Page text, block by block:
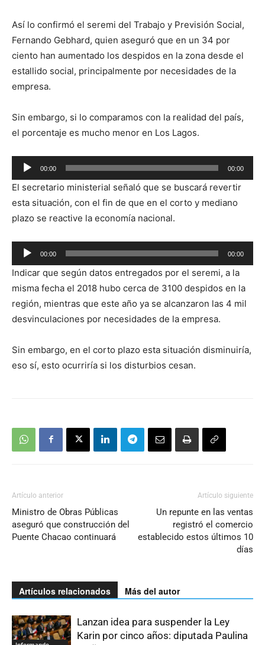
Así lo confirmó el seremi del Trabajo y Previsión Social,
Fernando Gebhard, quien aseguró que en un 34 por
ciento han aumentado los despidos en la zona desde el
estallido social, principalmente por necesidades de la
empresa.
Sin embargo, si lo comparamos con la realidad del país,
el porcentaje es mucho menor en Los Lagos.
Reproductor
de
audio
00:00 00:00
El secretario ministerial señaló que se buscará revertir
esta situación, con el fin de que en el corto y mediano
plazo se reactive la economía nacional.
Reproductor
de
audio
00:00 00:00
Indicar que según datos entregados por el seremi, a la
misma fecha el 2018 hubo cerca de 3100 despidos en la
región, mientras que este año ya se alcanzaron las 4 mil
desvinculaciones por necesidades de la empresa.
Sin embargo, en el corto plazo esta situación disminuiría,
eso sí, esto ocurriría si los disturbios cesan.
Artículo anterior
Ministro de Obras Públicas
aseguró que construcción del
Puente Chacao continuará
Artículo siguiente
Un repunte en las ventas
registró el comercio
establecido estos últimos 10
días
Artículos relacionados Más del autor
Lanzan idea para suspender la Ley
Karin por cinco años: diputada Paulina